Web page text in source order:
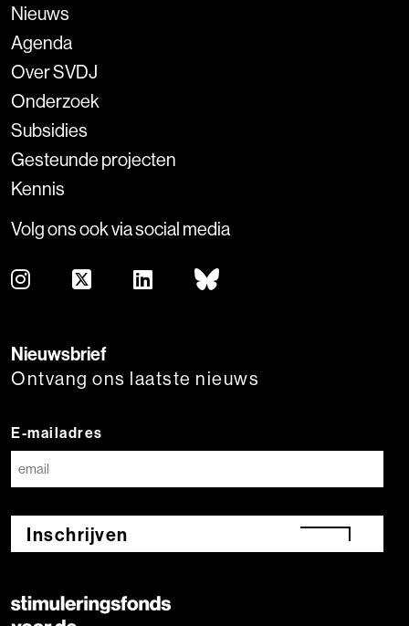
Nieuws
Agenda
Over SVDJ
Onderzoek
Subsidies
Gesteunde projecten
Kennis
Volg ons ook via social media
Nieuwsbrief
Ontvang ons laatste nieuws
E-mailadres
Inschrijven